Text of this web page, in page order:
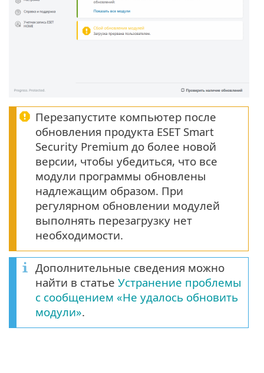
Перезапустите компьютер после
обновления продукта ESET Smart
Security Premium до более новой
версии, чтобы убедиться, что все
модули программы обновлены
надлежащим образом. При
регулярном обновлении модулей
выполнять перезагрузку нет
необходимости.
Дополнительные сведения можно
найти в статье Устранение проблемы
с сообщением «Не удалось обновить
модули».